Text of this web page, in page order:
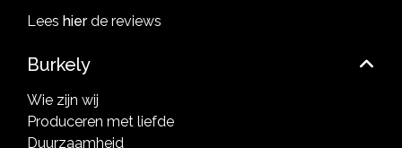
Lees hierde reviews
Burkely
Wie zijn wij
Produceren met liefde
Duurzaamheid